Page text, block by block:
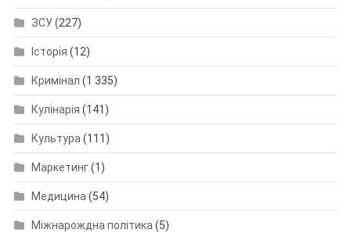
ЗСУ(227)
Історія (12)
Кримінал (1 335)
Кулінарія (141)
Культура(111)
Маркетинг(1)
Медицина(54)
Міжнарождна політика(5)